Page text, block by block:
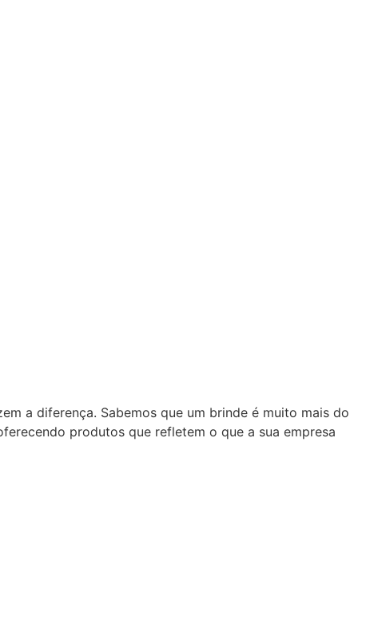
a diferença. Sabemos que um brinde é muito mais do
produtos que refletem o que a sua empresa